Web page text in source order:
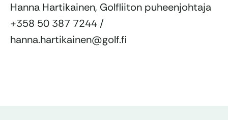
Hanna Hartikainen, Golfliiton puheenjohtaja
+358 50 387 7244 /
hanna.hartikainen@golf.fi